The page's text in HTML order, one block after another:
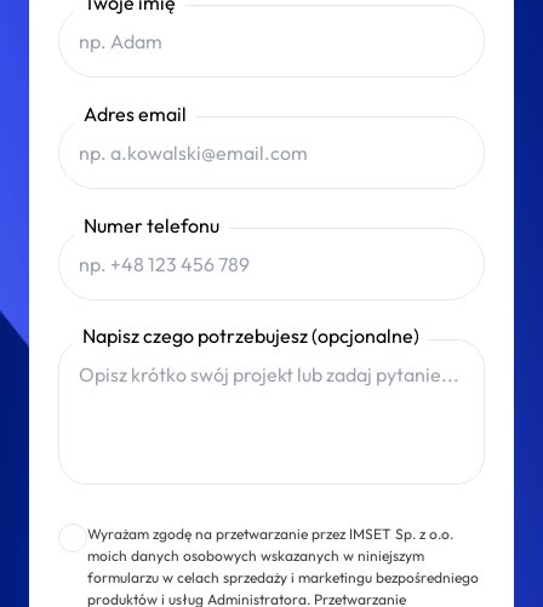
Adres email
Numer telefonu
Napisz czego potrzebujesz (opcjonalne)
Wyrażam zgodę na przetwarzanie przez IMSET Sp. z o.o.
moich danych osobowych wskazanych w niniejszym
formularzu w celach sprzedaży i marketingu bezpośredniego
produktów i usług Administratora. Przetwarzanie